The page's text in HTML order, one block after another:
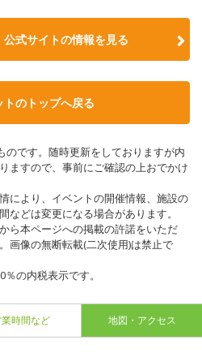
式サイトの情報を見る
トのトップへ戻る
です。随時更新をしておりますが内
ますので、事前にご確認の上おでかけ
により、イベントの開催情報、施設の
などは変更になる場合があります。
ら本ページへの掲載の許諾をいただ
画像の無断転載(二次使用)は禁止で
の内税表示です。
時間など 地図・アクセス